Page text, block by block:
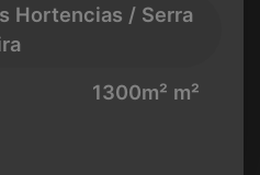
Hortencias / Serra
1300m² m²